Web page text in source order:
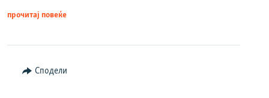
прочитај повеќе
Сподели